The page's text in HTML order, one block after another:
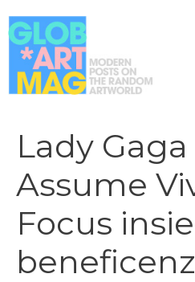
al
contenuto
Lady Gaga
Assume
Focus